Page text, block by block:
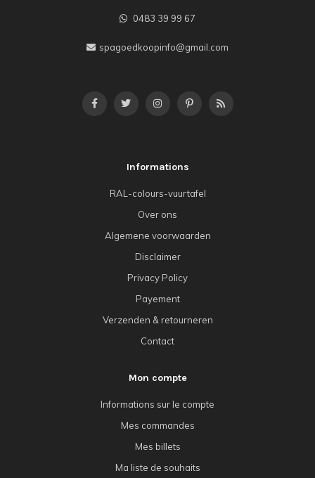
0483 39 99 67
spagoedkoopinfo@gmail.com
Informations
RAL-colours-vuurtafel
Over ons
Algemene voorwaarden
Disclaimer
Privacy Policy
Payement
Verzenden & retourneren
Contact
Mon compte
Informations sur le compte
Mes commandes
Mes billets
Ma liste de souhaits